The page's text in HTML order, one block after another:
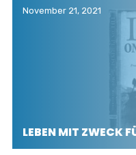
November 21, 2021
LEBEN MIT ZWECK